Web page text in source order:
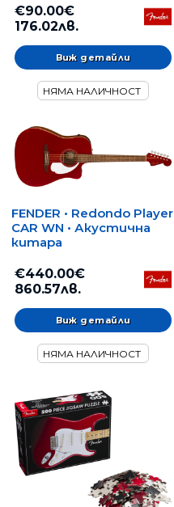
€90.00€
176.02лв.
Виж детайли
НЯМА НАЛИЧНОСТ
FENDER • Redondo Player
CAR WN • Акустична
китара
€440.00€
860.57лв.
Виж детайли
НЯМА НАЛИЧНОСТ